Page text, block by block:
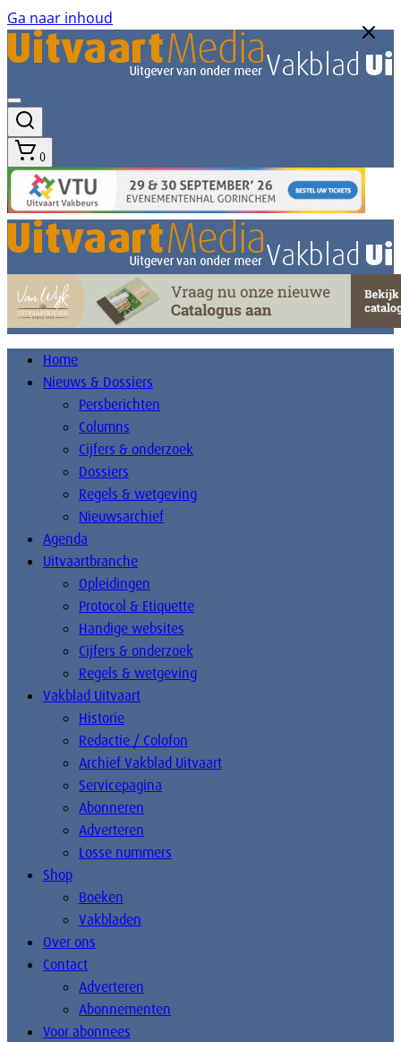
Ga naar inhoud
0
Home
Nieuws & Dossiers
Persberichten
Columns
Cijfers & onderzoek
Dossiers
Regels & wetgeving
Nieuwsarchief
Agenda
Uitvaartbranche
Opleidingen
Protocol & Etiquette
Handige websites
Cijfers & onderzoek
Regels & wetgeving
Vakblad Uitvaart
Historie
Redactie / Colofon
Archief Vakblad Uitvaart
Servicepagina
Abonneren
Adverteren
Losse nummers
Shop
Boeken
Vakbladen
Over ons
Contact
Adverteren
Abonnementen
Voor abonnees